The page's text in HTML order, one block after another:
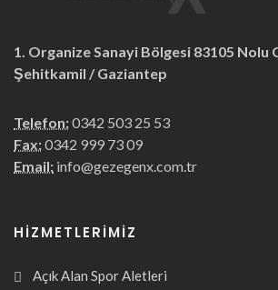
1. Organize Sanayi Bölgesi 83105 Nolu
Şehitkamil / Gaziantep
Telefon:0342 503 25 53
Fax:0342 999 73 09
Email: info@gezegenx.com.tr
HIZMETLERIMIZ
Açık Alan Spor Aletleri